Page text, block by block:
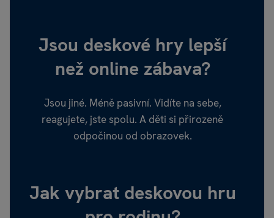
Jsou deskové hry lepší
než online zábava?
Jsou jiné. Méně pasivní. Vidíte na sebe,
reagujete, jste spolu. A děti si přirozeně
odpočinou od obrazovek.
Jak vybrat deskovou hru